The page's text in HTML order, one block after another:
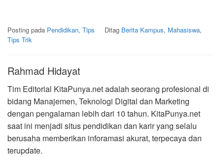
Posting pada Pendidikan, Tips Ditag Berita Kampus, Mahasiswa,
Tips Trik
Rahmad Hidayat
Tim Editorial KitaPunya.net adalah seorang profesional di
bidang Manajemen, Teknologi Digital dan Marketing
dengan pengalaman lebih dari 10 tahun. KitaPunya.net
saat ini menjadi situs pendidikan dan karir yang selalu
berusaha memberikan inforamasi akurat, terpecaya dan
terupdate.